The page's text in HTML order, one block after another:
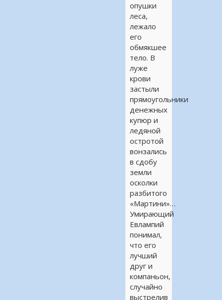
опушки
леса,
лежало
его
обмякшее
тело. В
луже
крови
застыли
прямоугольники
денежных
купюр и
ледяной
остротой
вонзались
в сдобу
земли
осколки
разбитого
«Мартини»…
Умирающий
Евлампий
понимал,
что его
лучший
друг и
компаньон,
случайно
выстрелив